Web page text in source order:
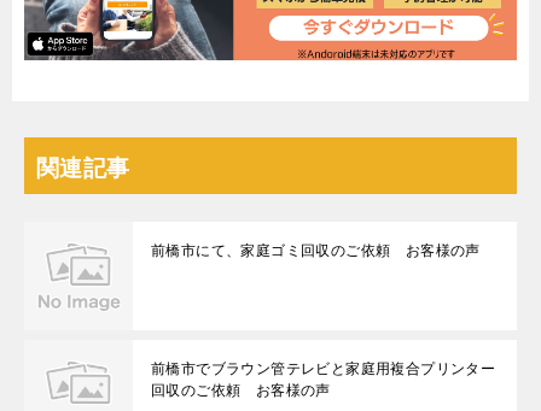
関連記事
前橋市にて、家庭ゴミ回収のご依頼 お客様の声
前橋市でブラウン管テレビと家庭用複合プリンター
回収のご依頼 お客様の声